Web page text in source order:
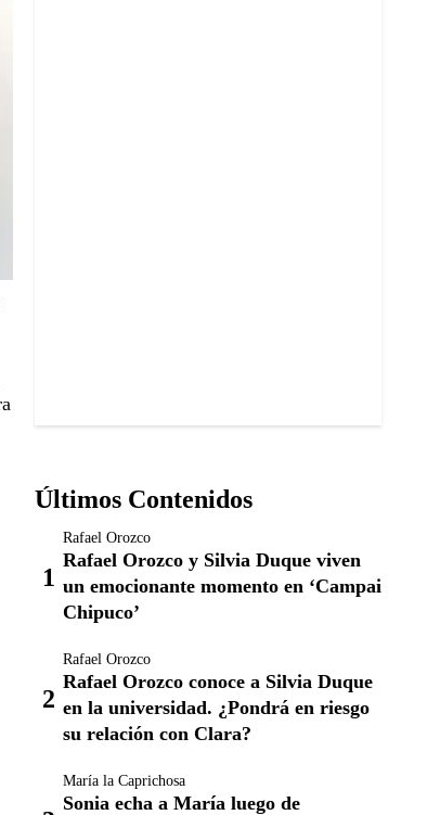
Últimos Contenidos
Rafael Orozco
Rafael Orozco y Silvia Duque viven
un emocionante momento en ‘Campai
Chipuco’
Rafael Orozco
Rafael Orozco conoce a Silvia Duque
en la universidad. ¿Pondrá en riesgo
su relación con Clara?
María la Caprichosa
Sonia echa a María luego de